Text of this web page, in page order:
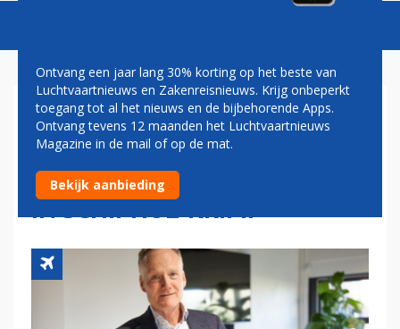
ANVR WIL GEEN
ONOMKEERBARE STAPPEN
VAN DEMISSIONAIR KABINET
IN SCHIPHOL-KRIMP
Ontvang een jaar lang 30% korting op het beste van
Luchtvaartnieuws en Zakenreisnieuws. Krijg onbeperkt
toegang tot al het nieuws en de bijbehorende Apps.
Ontvang tevens 12 maanden het Luchtvaartnieuws
Magazine in de mail of op de mat.
Bekijk aanbieding